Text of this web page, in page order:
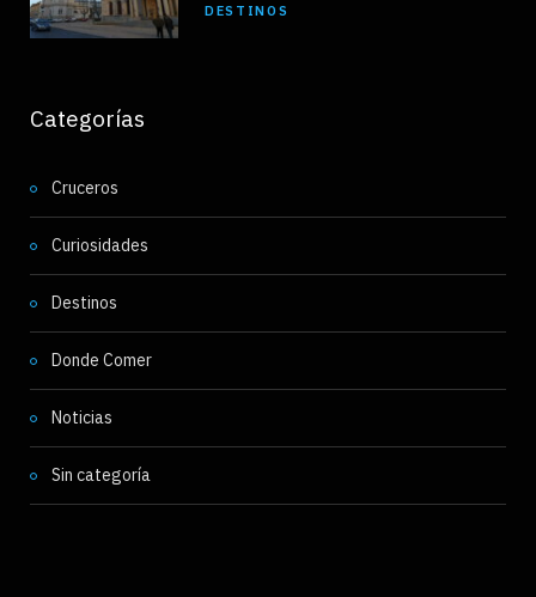
DESTINOS
Categorías
Cruceros
Curiosidades
Destinos
Donde Comer
Noticias
Sin categoría